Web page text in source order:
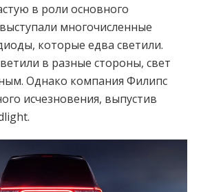
в роли основного
многочисленные
которые едва светили.
в разные стороны, свет
Однако компания Филипс
исчезновения, выпустив